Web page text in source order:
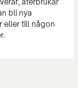
bli nya
eller till någon